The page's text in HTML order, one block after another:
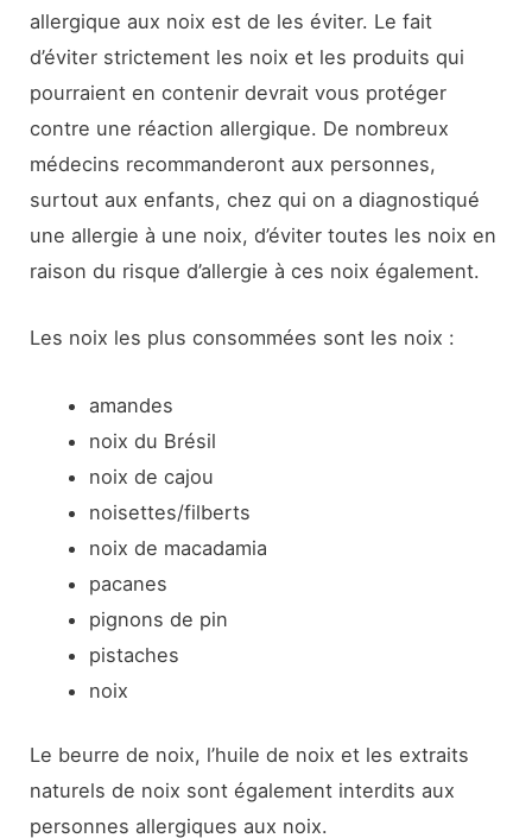
allergique aux noix est de les éviter. Le fait
d’éviter strictement les noix et les produits qui
pourraient en contenir devrait vous protéger
contre une réaction allergique. De nombreux
médecins recommanderont aux personnes,
surtout aux enfants, chez qui on a diagnostiqué
une allergie à une noix, d’éviter toutes les noix en
raison du risque d’allergie à ces noix également.
Les noix les plus consommées sont les noix :
amandes
noix du Brésil
noix de cajou
noisettes/filberts
noix de macadamia
pacanes
pignons de pin
pistaches
noix
Le beurre de noix, l’huile de noix et les extraits
naturels de noix sont également interdits aux
personnes allergiques aux noix.